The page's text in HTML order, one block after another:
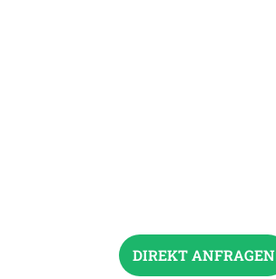
DIREKT ANFRAGEN